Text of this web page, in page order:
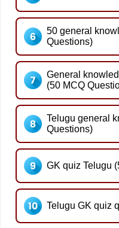
50 general
Questions)
General
(50 MCQ
Telugu general
Questions)
GK quiz Telugu
Telugu GK quiz